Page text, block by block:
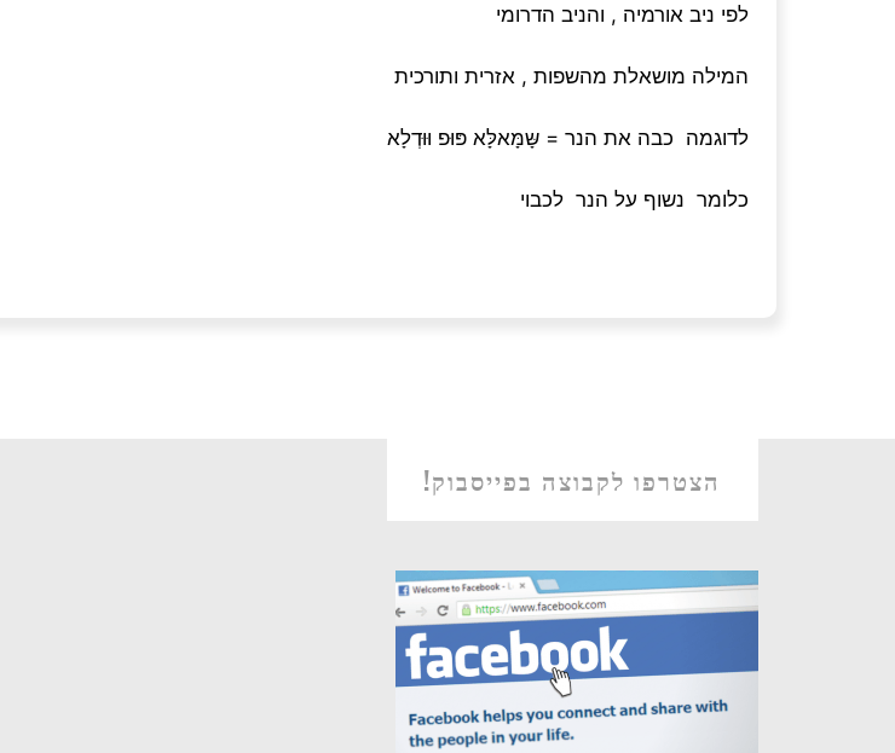
לפי ניב אורמיה , והניב הדרומי
המילה מושאלת מהשפות , אזרית ותורכית
לדוגמה כבה את הנר = שָּמָּאלָּא פּוּפ וּוּדְלָא
כלומר נשוף על הנר לכבוי
הצטרפו לקבוצה בפייסבוק!